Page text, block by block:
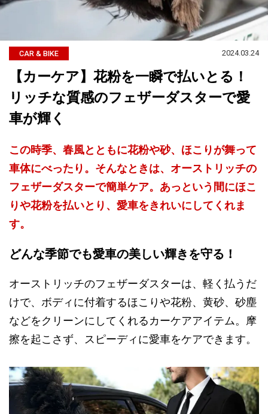
CAR & BIKE 2024.03.24
【カーケア】花粉を一瞬で払いとる！
リッチな質感のフェザーダスターで愛
車が輝く
この時季、春風とともに花粉や砂、ほこりが舞って
車体にべったり。そんなときは、オーストリッチの
フェザーダスターで簡単ケア。あっという間にほこ
りや花粉を払いとり、愛車をきれいにしてくれま
す。
どんな季節でも愛車の美しい輝きを守る！
オーストリッチのフェザーダスターは、軽く払うだ
けで、ボディに付着するほこりや花粉、黄砂、砂塵
などをクリーンにしてくれるカーケアアイテム。摩
擦を起こさず、スピーディに愛車をケアできます。